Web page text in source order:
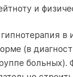
и
в
(в
больных).